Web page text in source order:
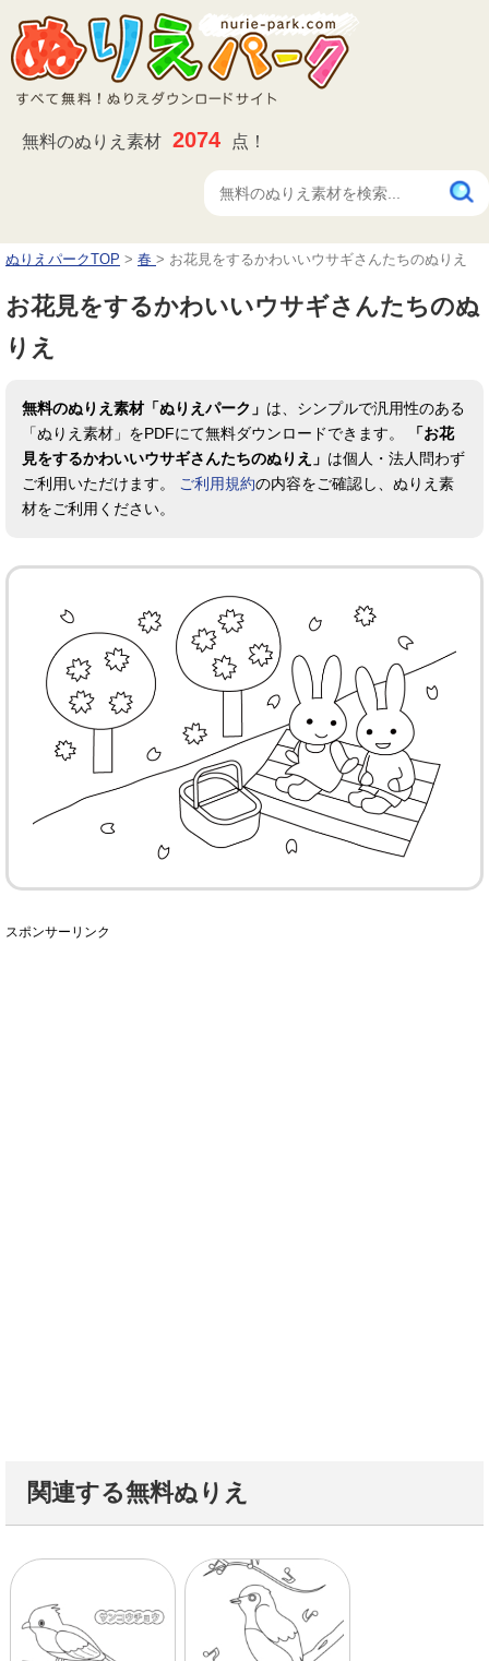
無料のぬりえ素材 2074 点！
ぬりえパークTOP > 春 > お花見をするかわいいウサギさんたちのぬりえ
お花見をするかわいいウサギさんたちのぬ
りえ
無料のぬりえ素材「ぬりえパーク」 は、シンプルで汎用性のある
「ぬりえ素材」をPDFにて無料ダウンロードできます。
「お花
見をするかわいいウサギさんたちのぬりえ」 は個人・法人問わず
ご利用いただけます。
ご利用規約の内容をご確認し、ぬりえ素
材をご利用ください。
スポンサーリンク
関連する無料ぬりえ